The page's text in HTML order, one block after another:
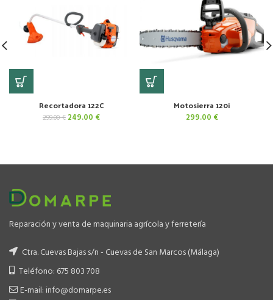
Recortadora 122C
299.00€ El
249.00 €El
Motosierra 120i
299.00 €
Reparación y venta de maquinaria agrícola y ferretería
Ctra. Cuevas Bajas s/n - Cuevas de San Marcos (Málaga)
Teléfono: 675 803 708
E-mail: info@domarpe.es